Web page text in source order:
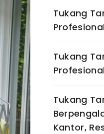
Tukang
Profesional
Tukang
Profesional
Tukang
Kantor,